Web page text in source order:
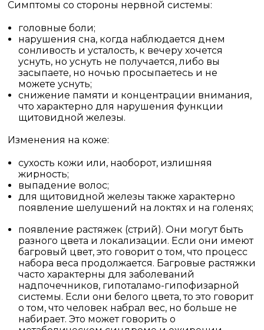
Симптомы со стороны нервной системы:
головные боли;
нарушения сна, когда наблюдается днем
сонливость и усталость, к вечеру хочется
уснуть, но уснуть не получается, либо вы
засыпаете, но ночью просыпаетесь и не
можете уснуть;
снижение памяти и концентрации внимания,
что характерно для нарушения функции
щитовидной железы.
Изменения на коже:
сухость кожи или, наоборот, излишняя
жирность;
выпадение волос;
для щитовидной железы также характерно
появление шелушений на локтях и на голенях;
появление растяжек (стрий). Они могут быть
разного цвета и локализации. Если они имеют
багровый цвет, это говорит о том, что процесс
набора веса продолжается. Багровые растяжки
часто характерны для заболеваний
надпочечников, гипоталамо-гипофизарной
системы. Если они белого цвета, то это говорит
о том, что человек набрал вес, но больше не
набирает. Это может говорить о